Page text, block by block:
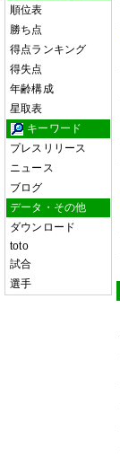
順位表
勝ち点
得点ランキング
得失点
年齢構成
星取表
キーワード
プレスリリース
ニュース
ブログ
データ・その他
ダウンロード
toto
試合
選手